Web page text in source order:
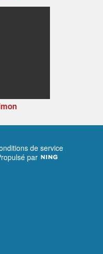
de service
par